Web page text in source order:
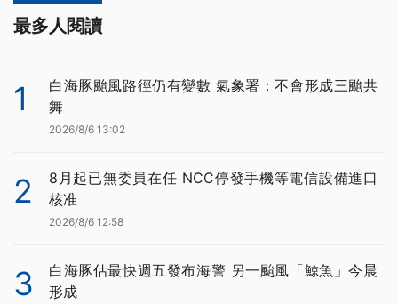
最多人閱讀
1
白海豚颱風路徑仍有變數 氣象署：不會形成三颱共
舞
2026/8/6 13:02
2
8月起已無委員在任 NCC停發手機等電信設備進口
核准
2026/8/6 12:58
3
白海豚估最快週五發布海警 另一颱風「鯨魚」今晨
形成